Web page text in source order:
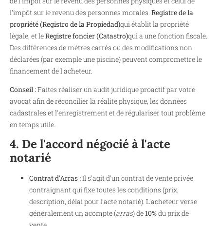
l'impôt sur le revenu des personnes morales. Registre de la
propriété (Registro de la Propiedad)qui établit la propriété
légale, et leRegistre foncier (Catastro)qui a une fonction fiscale.
Des différences de mètres carrés ou des modifications non
déclarées (par exemple une piscine) peuvent compromettre le
financement de l'acheteur.
Conseil :Faites réaliser un audit juridique proactif par votre
avocat afin de réconcilier la réalité physique, les données
cadastrales et l'enregistrement et de régulariser tout problème
en temps utile.
4. De l'accord négocié à l'acte
notarié
Contrat d'Arras :Il s'agit d'un contrat de vente privée
contraignant qui fixe toutes les conditions (prix,
description, délai pour l'acte notarié). L'acheteur verse
généralement un acompte (arras) de10%du prix de